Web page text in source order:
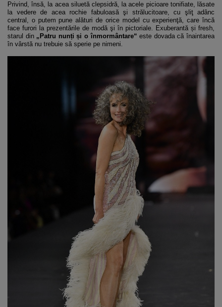
Privind, însă, la acea siluetă clepsidră, la acele picioare tonifiate, lăsate
la vedere de acea rochie fabuloasă şi strălucitoare, cu şliţ adânc
central, o putem pune alături de orice model cu experienţă, care încă
face furori la prezentările de modă şi în pictoriale. Exuberantă și fresh,
starul din „Patru nunți și o înmormântare“este dovada că înaintarea
în vârstă nu trebuie să sperie pe nimeni.